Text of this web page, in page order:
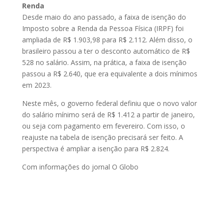
Renda
Desde maio do ano passado, a faixa de isenção do
Imposto sobre a Renda da Pessoa Física (IRPF) foi
ampliada de R$ 1.903,98 para R$ 2.112. Além disso, o
brasileiro passou a ter o desconto automático de R$
528 no salário. Assim, na prática, a faixa de isenção
passou a R$ 2.640, que era equivalente a dois mínimos
em 2023.
Neste mês, o governo federal definiu que o novo valor
do salário mínimo será de R$ 1.412 a partir de janeiro,
ou seja com pagamento em fevereiro. Com isso, o
reajuste na tabela de isenção precisará ser feito. A
perspectiva é ampliar a isenção para R$ 2.824.
Com informações do jornal O Globo